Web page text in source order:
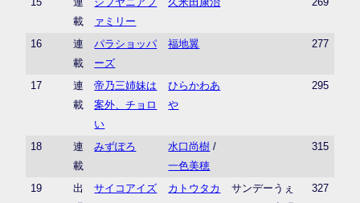
載
ァミリー
16
連
載
パラショッパ
ーズ
福地翼 277
17
連
載
帝乃三姉妹は
案外、チョロ
い
ひらかわあ
や
295
18
連
載
みずぽろ 水口尚樹 /
一色美穂
315
19
出
サイコアイズ
カトウタカ
サンデーうぇ
327